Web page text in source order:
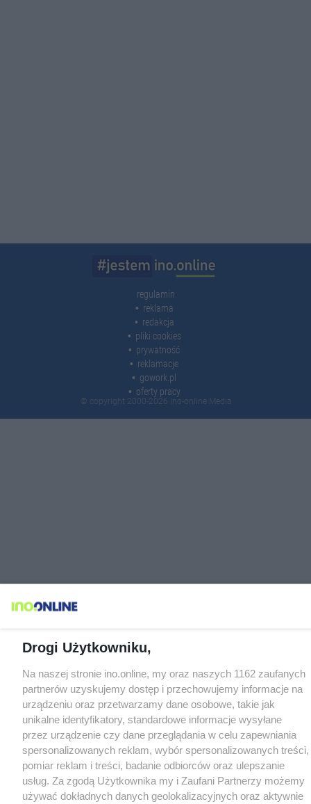
regulamin
reklama
redakcja
pliki cookies
prywatność
reklamacje
gowork.pl
oferty pracy
© copyright 2000-2026 Ino-online Media
Drogi Użytkowniku,
Na naszej stronie ino.online, my oraz naszych 1162 zaufanych
partnerów uzyskujemy dostęp i przechowujemy informacje na
urządzeniu oraz przetwarzamy dane osobowe, takie jak
unikalne identyfikatory, standardowe informacje wysyłane
przez urządzenie czy dane przeglądania w celu zapewniania
spersonalizowanych reklam, wybór spersonalizowanych treści,
pomiar reklam i treści, badanie odbiorców oraz ulepszanie
usług. Za zgodą Użytkownika my i Zaufani Partnerzy możemy
używać dokładnych danych geolokalizacyjnych oraz aktywnie